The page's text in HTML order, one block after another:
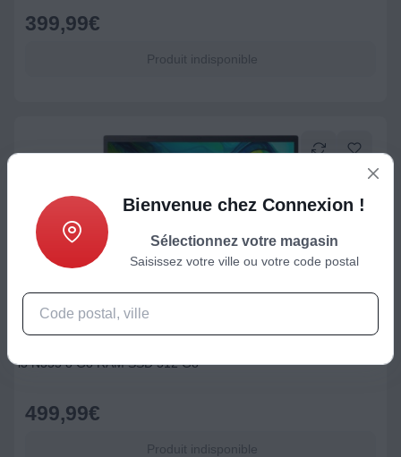
399,99€
Produit indisponible
PC portable
i3 N355 8 Go RAM SSD 512 Go
499,99€
Produit indisponible
Bienvenue chez Connexion !
Sélectionnez votre magasin
Saisissez votre ville ou votre code postal